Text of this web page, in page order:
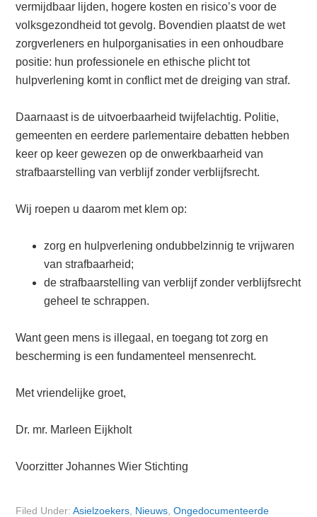
vermijdbaar lijden, hogere kosten en risico’s voor de
volksgezondheid tot gevolg. Bovendien plaatst de wet
zorgverleners en hulporganisaties in een onhoudbare
positie: hun professionele en ethische plicht tot
hulpverlening komt in conflict met de dreiging van straf.
Daarnaast is de uitvoerbaarheid twijfelachtig. Politie,
gemeenten en eerdere parlementaire debatten hebben
keer op keer gewezen op de onwerkbaarheid van
strafbaarstelling van verblijf zonder verblijfsrecht.
Wij roepen u daarom met klem op:
zorg en hulpverlening ondubbelzinnig te vrijwaren
van strafbaarheid;
de strafbaarstelling van verblijf zonder verblijfsrecht
geheel te schrappen.
Want geen mens is illegaal, en toegang tot zorg en
bescherming is een fundamenteel mensenrecht.
Met vriendelijke groet,
Dr. mr. Marleen Eijkholt
Voorzitter Johannes Wier Stichting
Filed Under:Asielzoekers Nieuws ,Ongedocumenteerde